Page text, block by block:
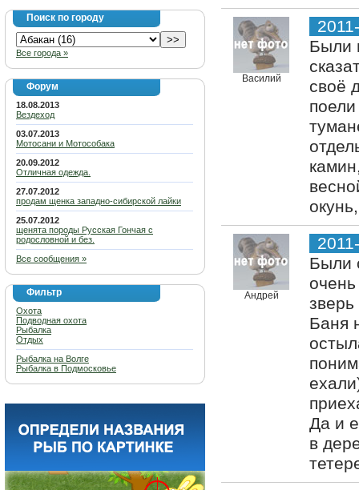
Поиск по городу
Все города »
Форум
18.08.2013
Вездеход
03.07.2013
Мотосани и Мотособака
20.09.2012
Отличная одежда.
27.07.2012
продам щенка западно-сибирской лайки
25.07.2012
щенята породы Русская Гончая с
родословной и без.
Все сообщения »
Фильтр
Охота
Подводная охота
Рыбалка
Отдых
Рыбалка на Волге
Рыбалка в Подмосковье
Василий
Были
своё
Андрей
Были
Баня
Да и
в